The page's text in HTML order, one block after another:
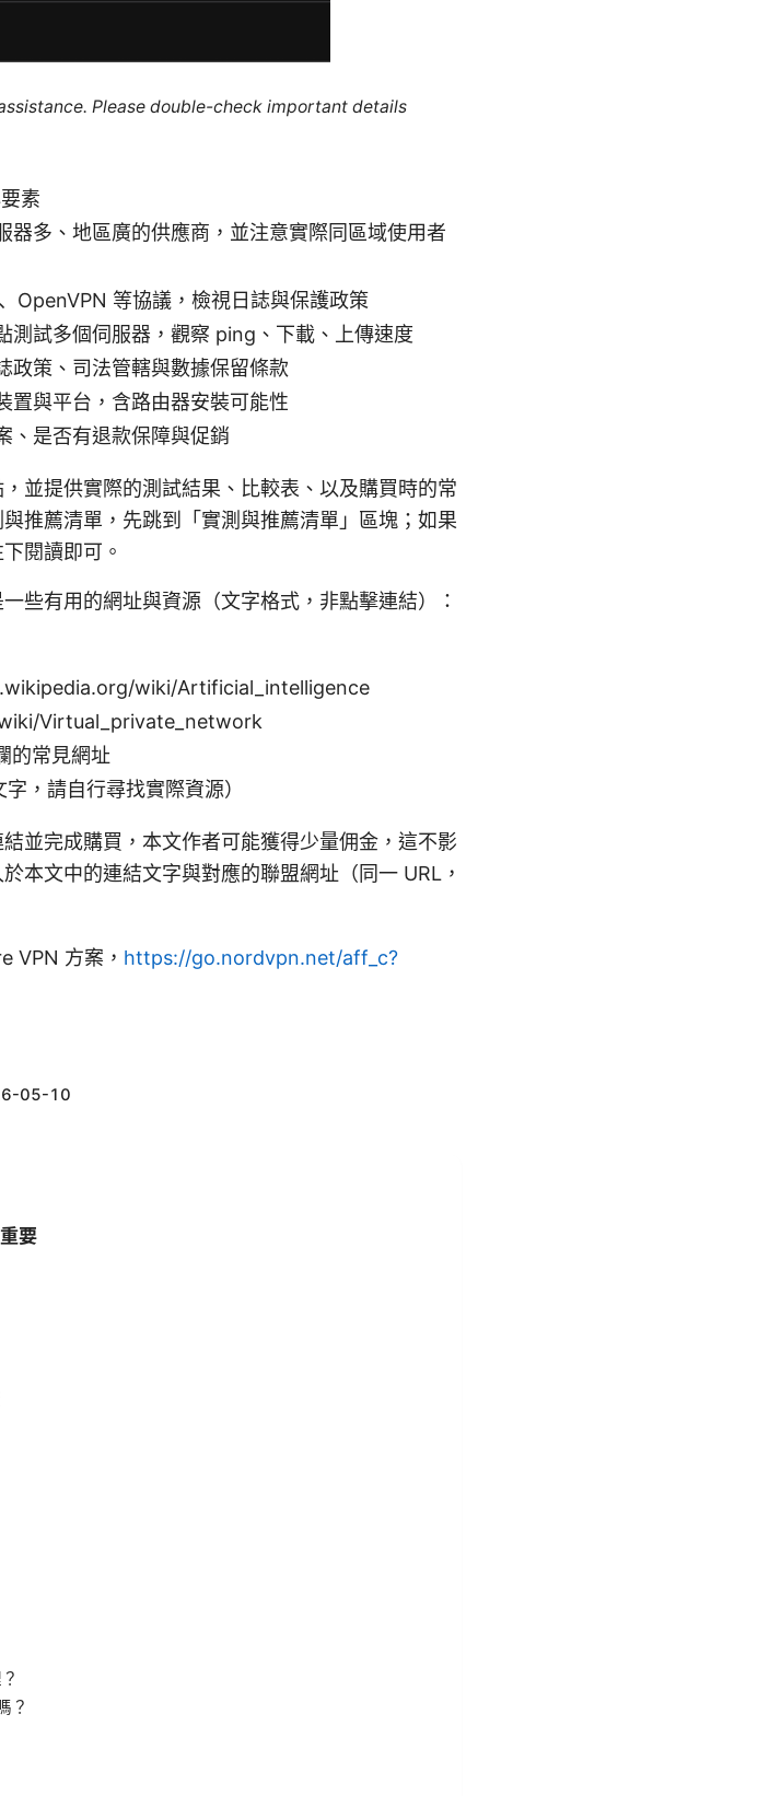
Please double-check important details
素
器多、地區廣的供應商，並注意實際同區域使用者
OpenVPN 等協議，檢視日誌與保護政策
測試多個伺服器，觀察 ping、下載、上傳速度
政策、司法管轄與數據保留條款
置與平台，含路由器安裝可能性
、是否有退款保障與促銷
並提供實際的測試結果、比較表、以及購買時的常
推薦清單，先跳到「實測與推薦清單」區塊；如果
閱讀即可。
些有用的網址與資源（文字格式，非點擊連結）：
wiki/Artificial_intelligence
Virtual_private_network
的常見網址
，請自行尋找實際資源）
並完成購買，本文作者可能獲得少量佣金，這不影
本文中的連結文字與對應的聯盟網址（同一 URL，
VPN 方案， https://go.nordvpn.net/aff_c?
05-10
要
？